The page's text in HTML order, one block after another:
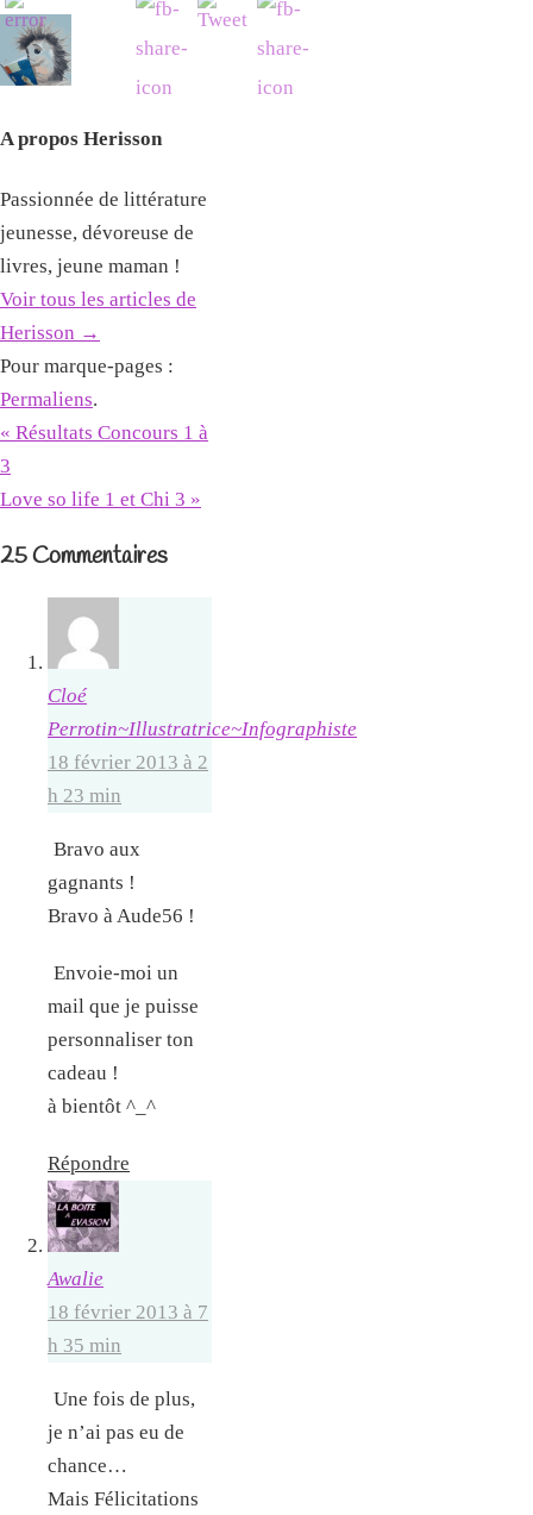
A propos Herisson
Passionnée de littérature
jeunesse, dévoreuse de
livres, jeune maman !
Voir tous les articles de
Herisson →
Pour marque-pages :
Permaliens.
« Résultats Concours 1 à
3
Love so life 1 et Chi 3 »
25 Commentaires
Cloé
Perrotin~Illustratrice~Infographiste
18 février 2013 à 2
h 23 min
Bravo aux
gagnants !
Bravo à Aude56 !
Envoie-moi un
mail que je puisse
personnaliser ton
cadeau !
à bientôt ^_^
Répondre
Awalie
18 février 2013 à 7
h 35 min
Une fois de plus,
je n’ai pas eu de
chance…
Mais Félicitations